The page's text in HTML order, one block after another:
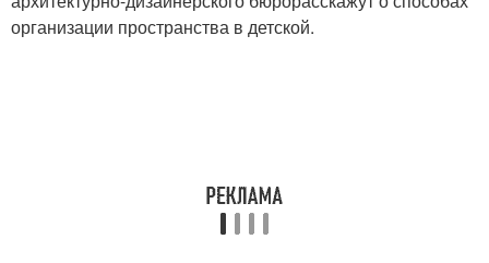
организации пространства в детской.